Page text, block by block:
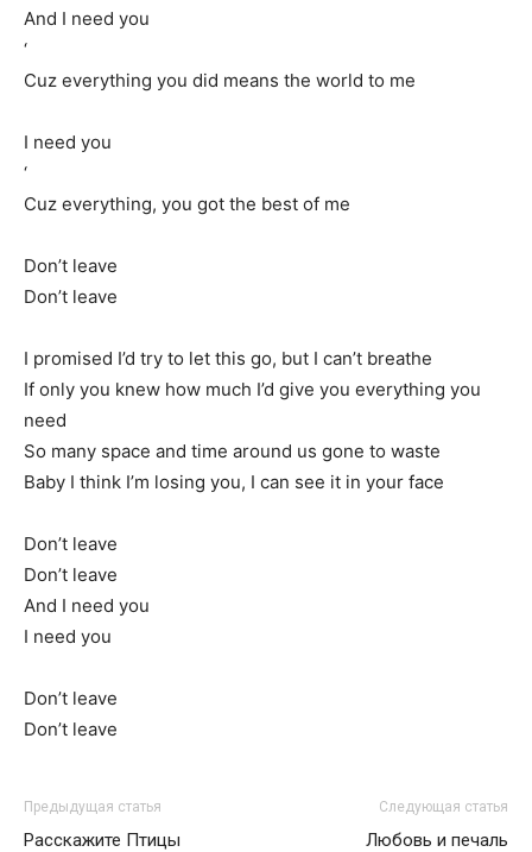
And I need you
‘
Cuz everything you did means the world to me
I need you
‘
Cuz everything, you got the best of me
Don’t leave
Don’t leave
I promised I’d try to let this go, but I can’t breathe
If only you knew how much I’d give you everything you
need
So many space and time around us gone to waste
Baby I think I’m losing you, I can see it in your face
Don’t leave
Don’t leave
And I need you
I need you
Don’t leave
Don’t leave
Предыдущая статья
Расскажите Птицы
Следующая статья
Любовь и печаль